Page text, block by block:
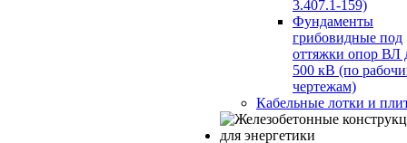
3.407.1-159)
Фундаменты
грибовидные под
оттяжки опор ВЛ
500 кВ (по
чертежам)
Кабельные лотки и